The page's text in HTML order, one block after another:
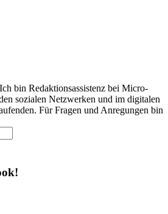
bin Redaktionsassistenz bei Micro-
sozialen Netzwerken und im digitalen
Für Fragen und Anregungen bin